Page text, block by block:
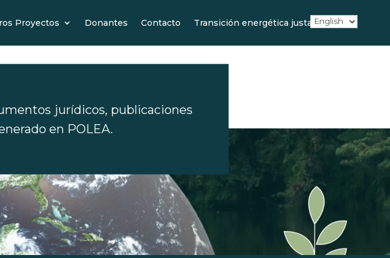
Proyectos Donantes Contacto Transición energética justa
jurídicos, publicaciones
en POLEA.